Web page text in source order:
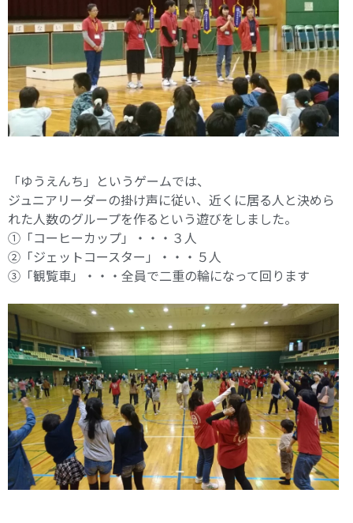
「ゆうえんち」というゲームでは、
ジュニアリーダーの掛け声に従い、近くに居る人と決めら
れた人数のグループを作るという遊びをしました。
①「コーヒーカップ」・・・３人
②「ジェットコースター」・・・５人
③「観覧車」・・・全員で二重の輪になって回ります